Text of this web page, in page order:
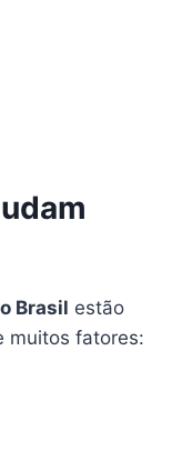
Brasil estão
muitos fatores: